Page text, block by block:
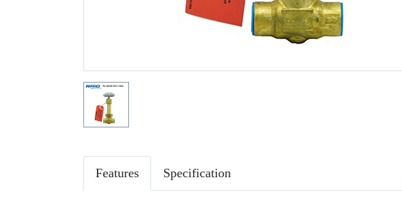
Features Specification